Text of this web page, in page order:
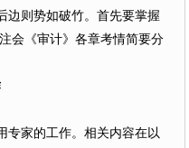
边则势如破竹。首先要掌握
会《审计》各章考情简要分
专家的工作。相关内容在以